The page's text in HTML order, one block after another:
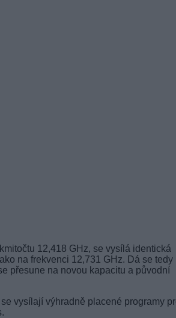
12,418 GHz, se vysílá identická
na frekvenci 12,731 GHz. Dá se tedy
přesune na novou kapacitu a původní
vysílají výhradně placené programy